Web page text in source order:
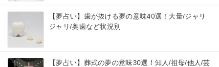
【夢占い】歯が抜ける夢の意味40選！大量/ジャリ
ジャリ/奥歯など状況別
【夢占い】葬式の夢の意味30選！知人/祖母/他人/芸